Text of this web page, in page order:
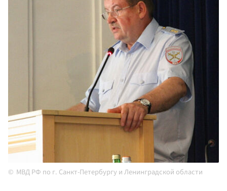
МВД РФ по г. Санкт-Петербургу и Ленинградской области